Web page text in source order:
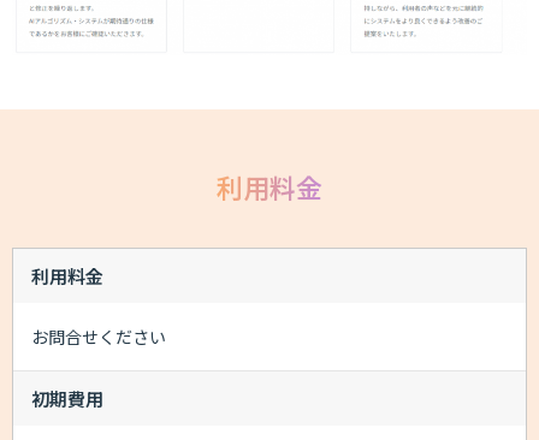
利用料金
利用料金
お問合せください
初期費用